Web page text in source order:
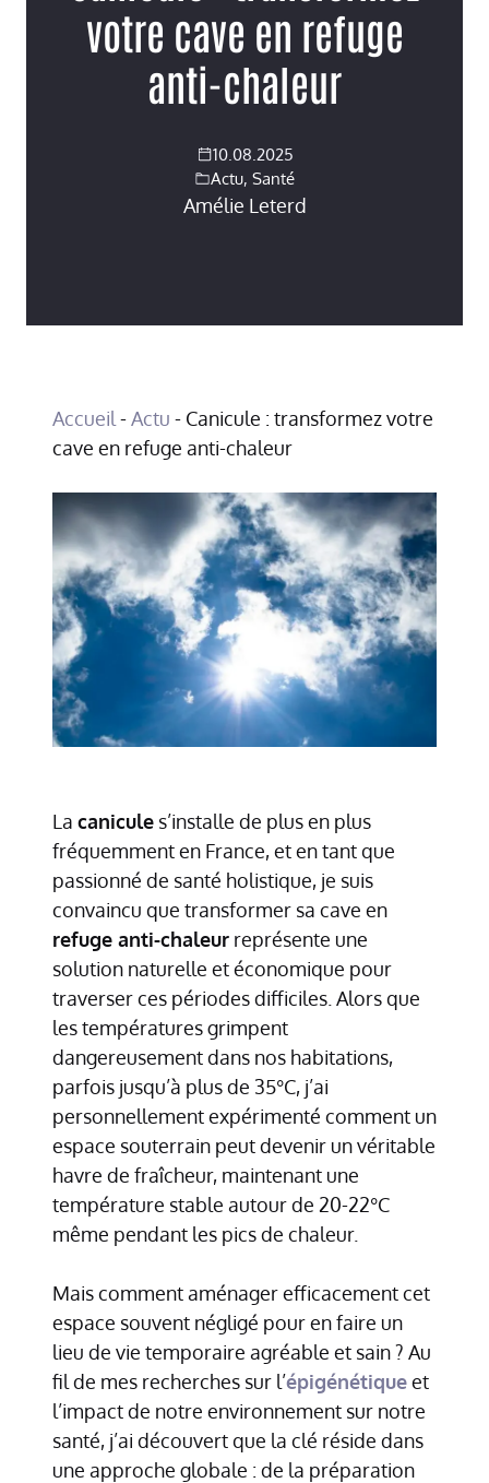
votre cave en refuge
anti-chaleur
10.08.2025
Actu, Santé
Amélie Leterd
Accueil -Actu - Canicule : transformez votre
cave en refuge anti-chaleur
La canicule s’installe de plus en plus
fréquemment en France, et en tant que
passionné de santé holistique, je suis
convaincu que transformer sa cave en
refuge anti-chaleur représente une
solution naturelle et économique pour
traverser ces périodes difficiles. Alors que
les températures grimpent
dangereusement dans nos habitations,
parfois jusqu’à plus de 35°C, j’ai
personnellement expérimenté comment un
espace souterrain peut devenir un véritable
havre de fraîcheur, maintenant une
température stable autour de 20-22°C
même pendant les pics de chaleur.
Mais comment aménager efficacement cet
espace souvent négligé pour en faire un
lieu de vie temporaire agréable et sain ? Au
fil de mes recherches sur l’épigénétiqueet
l’impact de notre environnement sur notre
santé, j’ai découvert que la clé réside dans
une approche globale : de la préparation